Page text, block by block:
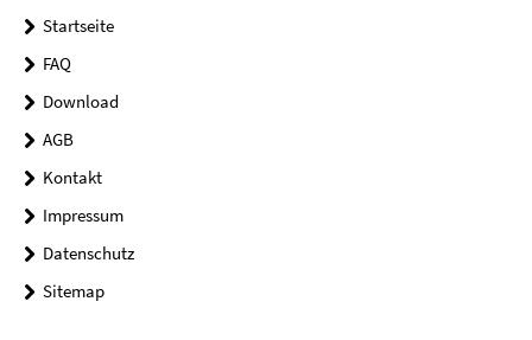
Startseite
FAQ
Download
AGB
Kontakt
Impressum
Datenschutz
Sitemap